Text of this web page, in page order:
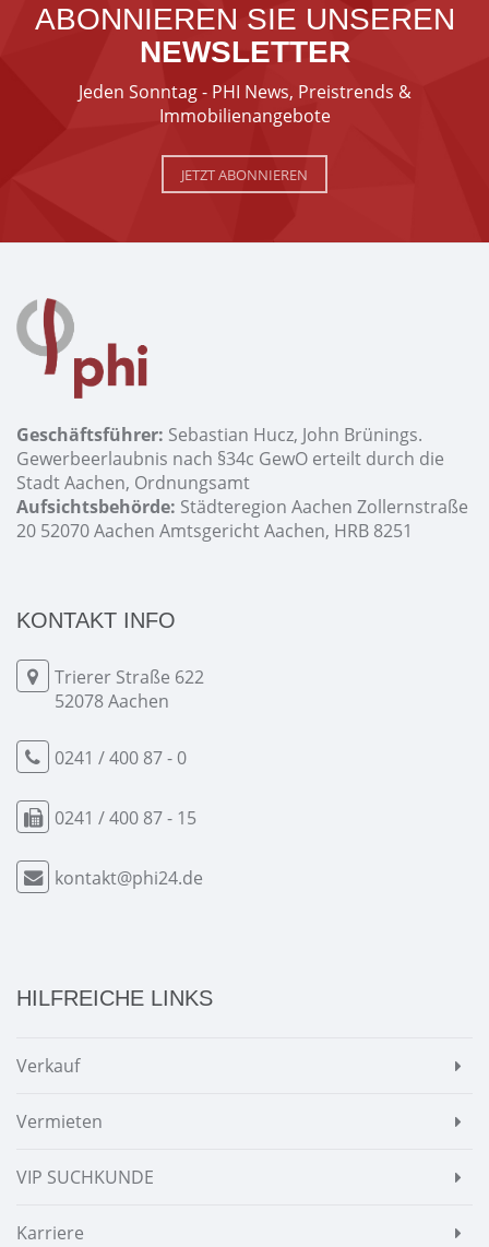
ABONNIEREN SIE UNSEREN
NEWSLETTER
Jeden Sonntag - PHI News, Preistrends &
Immobilienangebote
JETZT ABONNIEREN
Geschäftsführer: Sebastian Hucz, John Brünings.
Gewerbeerlaubnis nach §34c GewO erteilt durch die
Stadt Aachen, Ordnungsamt
Aufsichtsbehörde: Städteregion Aachen Zollernstraße
20 52070 Aachen Amtsgericht Aachen, HRB 8251
KONTAKT INFO
Trierer Straße 622
52078 Aachen
0241 / 400 87 - 0
0241 / 400 87 - 15
kontakt@phi24.de
HILFREICHE LINKS
Verkauf
Vermieten
VIP SUCHKUNDE
Karriere